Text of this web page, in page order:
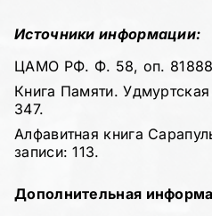
Источники информации:
ЦАМО РФ. Ф. 58, оп.
Книга Памяти.
347.
Алфавитная книга
записи: 113.
Дополнительная